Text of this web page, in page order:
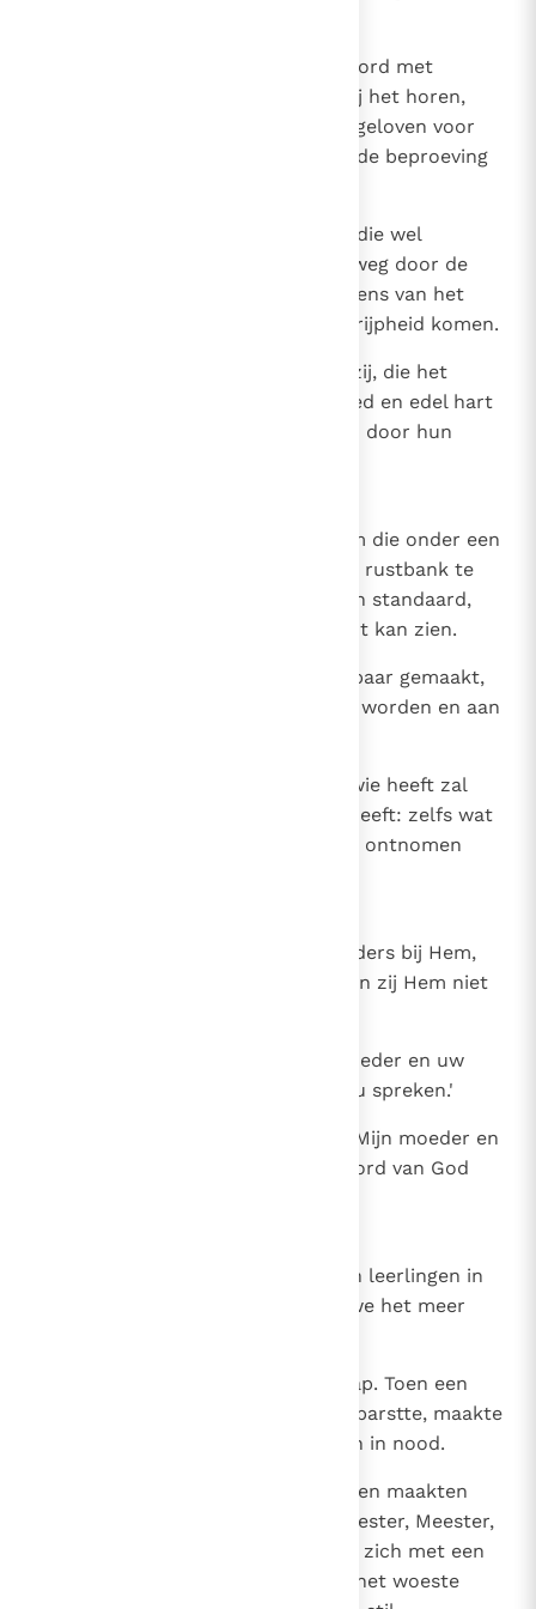
Die op de rots, zijn zij die het woord met
blijdschap ontvangen wanneer zij het horen,
maar zij hebben geen wortel, zij geloven voor
een ogenblik, maar ten tijde van de beproeving
Wat onder de distels viel, zijn zij die wel
geluisterd hebben, maar gaandeweg door de
zorgen, de rijkdom en de genoegens van het
leven verstrikt raken en niet tot rijpheid komen.
Het zaad in de goede aarde zijn zij, die het
woord dat Zij hoorden in een goed en edel hart
bewaren en vrucht voortbrengen door hun
Niemand steekt een lamp aan om die onder een
schaal te verbergen of onder een rustbank te
zetten, maar hij plaatst ze op een standaard,
opdat al wie binnenkomt het licht kan zien.
Niets is verborgen dat niet openbaar gemaakt,
niets geheim dat niet bekend zal worden en aan
Let dus op, hoe gij luistert. Aan wie heeft zal
gegeven worden; maar wie niet heeft: zelfs wat
hij meent te hebben zal hem nog ontnomen
Zijn moeder kwam met zijn broeders bij Hem,
maar vanwege de menigte konden zij Hem niet
Men liet Hem dus weten: 'Uw moeder en uw
broeders staan buiten en willen u spreken.'
Maar Hij gaf hun ten antwoord: 'Mijn moeder en
mijn broeders zijn zij, die het woord van God
Op zekere dag stapte Hij met zijn leerlingen in
een boot en zei tot hen: 'Laten we het meer
en onder het varen viel Hij in slaap. Toen een
hevige stormbui op het meer losbarstte, maakte
het schip water en ze verkeerden in nood.
Ze liepen dan ook naar Hem toe en maakten
Hem wakker met de uitroep: 'Meester, Meester,
wij vergaan!' Hij stond op, richtte zich met een
dwingend woord tot de wind en het woeste